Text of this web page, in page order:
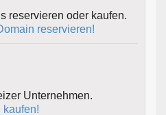
reservieren oder kaufen.
reservieren!
Unternehmen.
kaufen!